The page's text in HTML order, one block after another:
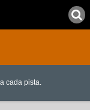
cada pista.